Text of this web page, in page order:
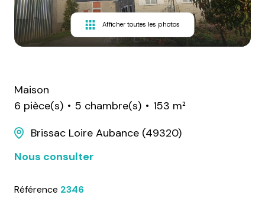
Afficher toutes les photos
Maison
6 pièce(s)
5 chambre(s)
153 m²
Brissac Loire Aubance (49320)
Nous consulter
Référence 2346